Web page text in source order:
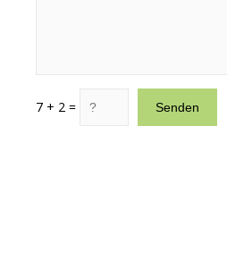
7 + 2 =